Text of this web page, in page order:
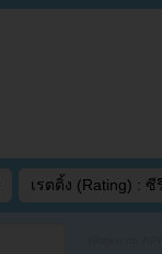
เรตติ้ง (Rating) : ซี